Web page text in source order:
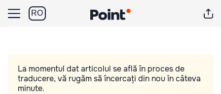
RO
La momentul dat articolul se află în proces de
traducere, vă rugăm să încercați din nou în câteva
minute.